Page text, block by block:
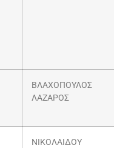
ΒΛΑΧΟΠΟΥΛΟΣ
ΛΑΖΑΡΟΣ
ΝΙΚΟΛΑΙΔΟΥ